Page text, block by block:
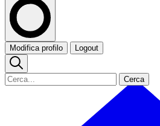
Modifica profilo Logout
Cerca